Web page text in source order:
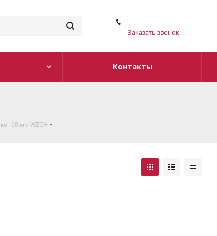
Заказать звонок
Контакты
60 мм WZCH